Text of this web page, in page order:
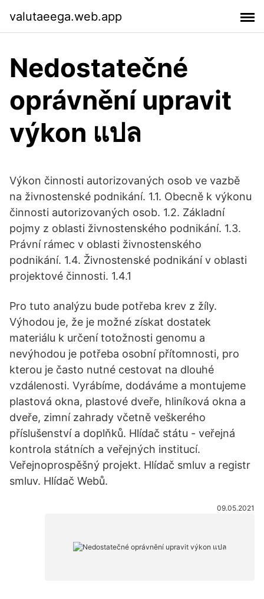
valutaeega.web.app
Nedostatečné
oprávnění upravit
výkon แปล
Výkon činnosti autorizovaných osob ve vazbě
na živnostenské podnikání. 1.1. Obecně k výkonu
činnosti autorizovaných osob. 1.2. Základní
pojmy z oblasti živnostenského podnikání. 1.3.
Právní rámec v oblasti živnostenského
podnikání. 1.4. Živnostenské podnikání v oblasti
projektové činnosti. 1.4.1
Pro tuto analýzu bude potřeba krev z žíly.
Výhodou je, že je možné získat dostatek
materiálu k určení totožnosti genomu a
nevýhodou je potřeba osobní přítomnosti, pro
kterou je často nutné cestovat na dlouhé
vzdálenosti. Vyrábíme, dodáváme a montujeme
plastová okna, plastové dveře, hliníková okna a
dveře, zimní zahrady včetně veškerého
příslušenství a doplňků. Hlídač státu - veřejná
kontrola státních a veřejných institucí.
Veřejnoprospěšný projekt. Hlídač smluv a registr
smluv. Hlídač Webů.
09.05.2021